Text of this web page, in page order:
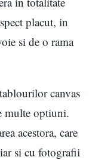
placut, in
si de o rama
canvas
multe optiuni.
acestora, care
si cu fotografii